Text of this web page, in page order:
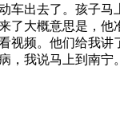
车出去了。孩子
了大概意思是，
视频。他们给我
，我说马上到南